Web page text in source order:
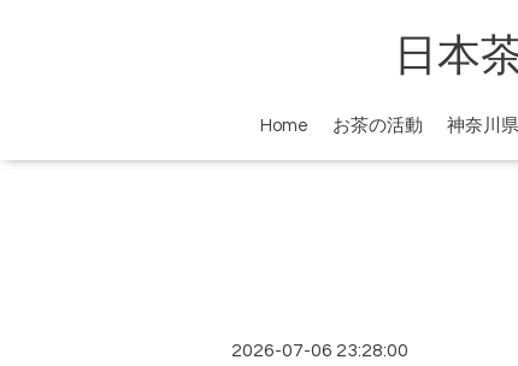
日本
Home お茶の活動 神奈川
2026-07-06 23:28:00